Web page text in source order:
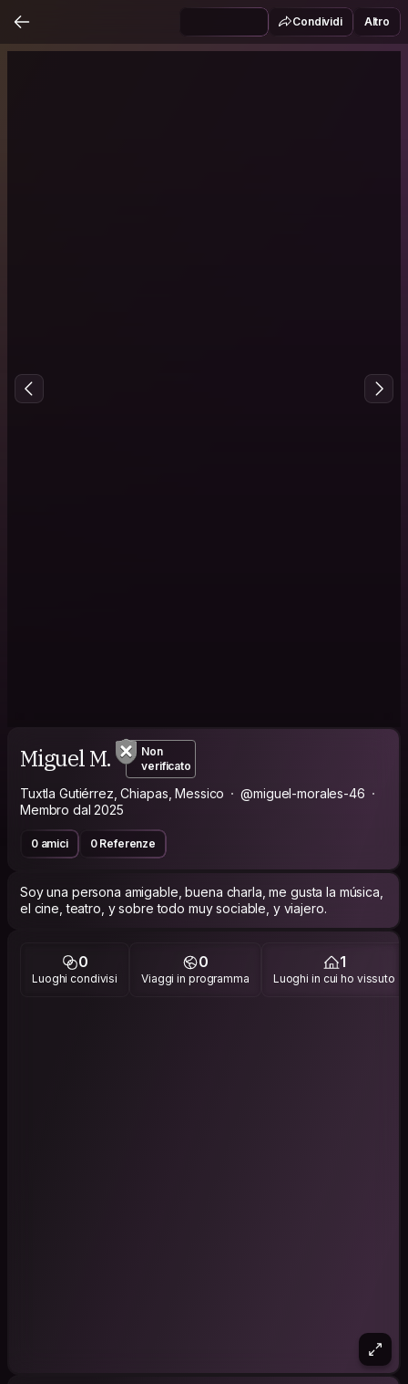
Condividi Altro
Miguel M.
Non
verificato
Tuxtla Gutiérrez, Chiapas, Messico
@miguel-morales-46
Membro dal 2025
0 amici 0 Referenze
Soy una persona amigable, buena charla, me gusta la música,
el cine, teatro, y sobre todo muy sociable, y viajero.
0
Luoghi condivisi
0
Viaggi in programma
1
Luoghi in cui ho vissuto